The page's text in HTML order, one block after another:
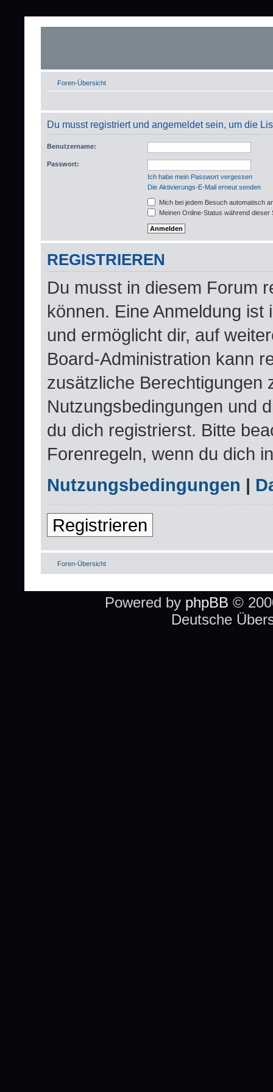
Foren-Übersicht
Du musst registriert und angemeldet sein, um die
Benutzername:
Passwort:
Ich habe mein Passwort vergessen
Die Aktivierungs-E-Mail erneut senden
Mich bei jedem Besuch automatisch
Meinen Online-Status während dieser
REGISTRIEREN
Du musst in diesem Forum
können. Eine Anmeldung
und ermöglicht dir, auf
Board-Administration kann
zusätzliche Berechtigungen
Nutzungsbedingungen und
du dich registrierst. Bitte
Forenregeln, wenn du dich
Nutzungsbedingungen |
Registrieren
Foren-Übersicht
Powered by phpBB ©
Deutsche